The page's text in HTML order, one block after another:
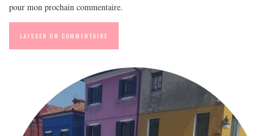
pour mon prochain commentaire.